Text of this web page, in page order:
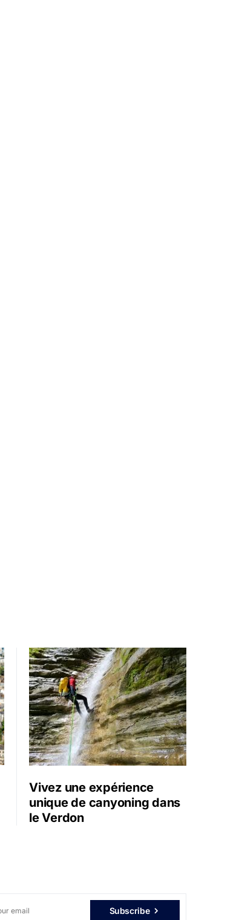
Vivez une expérience
unique de canyoning dans
le Verdon
Subscribe